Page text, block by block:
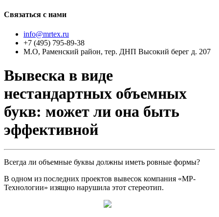
Связаться с нами
info@mrtex.ru
+7 (495) 795-89-38
М.О, Раменский район, тер. ДНП Высокий берег д. 207
Вывеска в виде
нестандартных объемных
букв: может ли она быть
эффективной
Всегда ли объемные буквы должны иметь ровные формы?
В одном из последних проектов вывесок компания «МР-
Технологии» изящно нарушила этот стереотип.